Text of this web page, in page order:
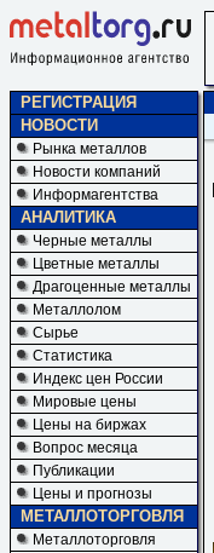
РЕГИСТРАЦИЯ
НОВОСТИ
Рынка металлов
Новости компаний
Информагентства
АНАЛИТИКА
Черные металлы
Цветные металлы
Драгоценные металлы
Металлолом
Сырье
Статистика
Индекс цен России
Мировые цены
Цены на биржах
Вопрос месяца
Публикации
Цены и прогнозы
МЕТАЛЛОТОРГОВЛЯ
Металлоторговля